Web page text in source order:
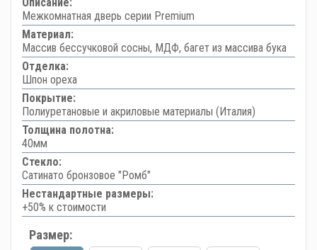
Межкомнатная дверь серии Premium
Материал:
Массив бессучковой сосны, МДФ, багет из массива бука
Отделка:
Шпон ореха
Покрытие:
Полиуретановые и акриловые материалы (Италия)
Толщина полотна:
40мм
Стекло:
Сатинато бронзовое "Ромб"
Нестандартные размеры:
+50% к стоимости
Размер: